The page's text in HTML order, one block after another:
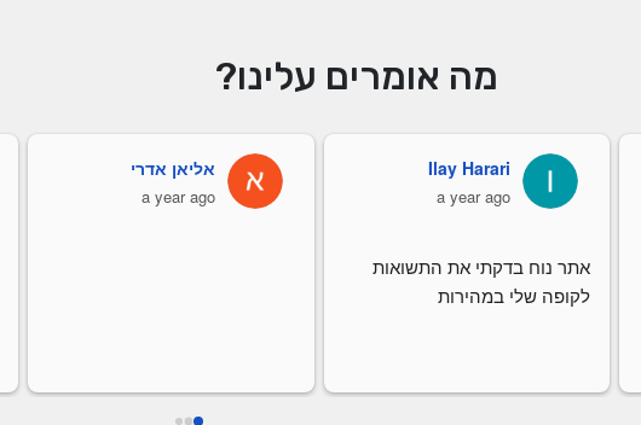
מה אומרים עלינו?
Ilay Harari
a year ago
אתר נוח בדקתי את התשואות
לקופה שלי במהירות
אליאן אדרי
a year ago